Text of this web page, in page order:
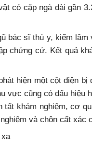
có cặp ngà dài gần
bác sĩ thú y, kiểm
chứng cứ. Kết quả
hiện một cột điện bị
vực cũng có dấu hiệu
tất khám nghiệm, cơ
và chôn cất xác